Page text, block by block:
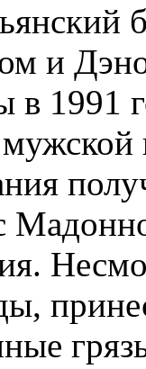
и
1991